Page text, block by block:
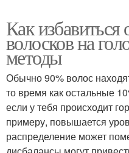
Как избавиться
волосков на
методы
Обычно 90% волос
то время как остальные
если у тебя происходит
примеру, повышается
распределение может